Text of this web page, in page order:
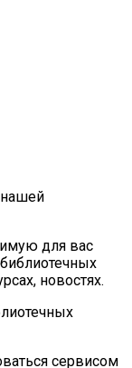
нашей
для вас
новостях.
сервисом